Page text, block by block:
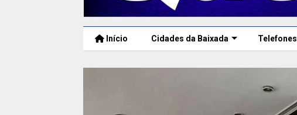
Início Cidades da Baixada Telefones